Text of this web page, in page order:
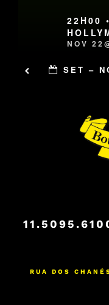
22H00
NOV
SET –
RUA DOS